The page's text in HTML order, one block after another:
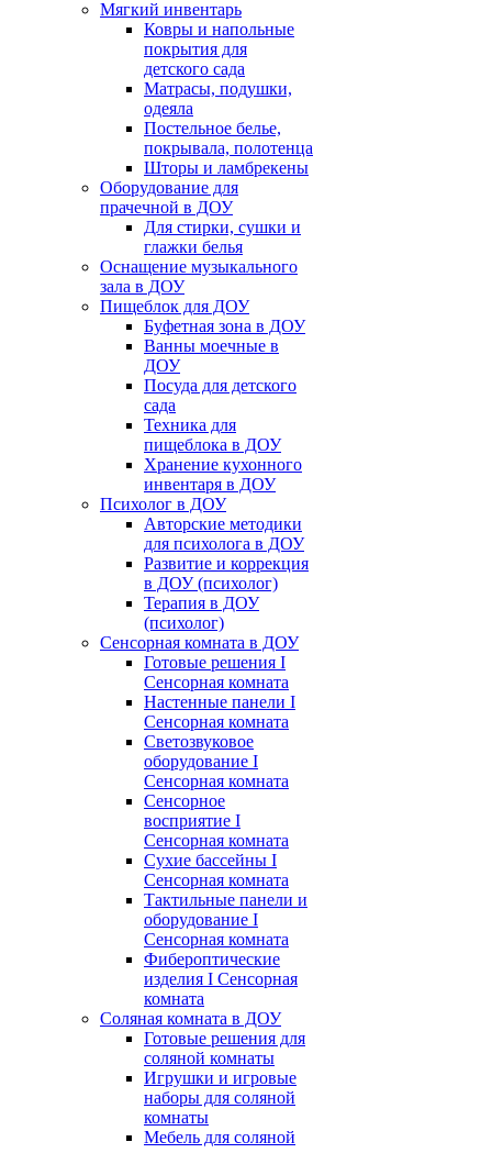
Мягкий инвентарь
Ковры и напольные
покрытия для
детского сада
Матрасы, подушки,
одеяла
Постельное белье,
покрывала, полотенца
Шторы и ламбрекены
Оборудование для
прачечной в ДОУ
Для стирки, сушки и
глажки белья
Оснащение музыкального
зала в ДОУ
Пищеблок для ДОУ
Буфетная зона в ДОУ
Ванны моечные в
ДОУ
Посуда для детского
сада
Техника для
пищеблока в ДОУ
Хранение кухонного
инвентаря в ДОУ
Психолог в ДОУ
Авторские методики
для психолога в ДОУ
Развитие и коррекция
в ДОУ (психолог)
Терапия в ДОУ
(психолог)
Сенсорная комната в ДОУ
Готовые решения I
Сенсорная комната
Настенные панели I
Сенсорная комната
Светозвуковое
оборудование I
Сенсорная комната
Сенсорное
восприятие I
Сенсорная комната
Сухие бассейны I
Сенсорная комната
Тактильные панели и
оборудование I
Сенсорная комната
Фибероптические
изделия I Сенсорная
комната
Соляная комната в ДОУ
Готовые решения для
соляной комнаты
Игрушки и игровые
наборы для соляной
комнаты
Мебель для соляной